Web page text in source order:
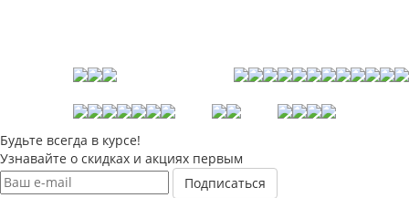
Будьте всегда в курсе!
Узнавайте о скидках и акциях первым